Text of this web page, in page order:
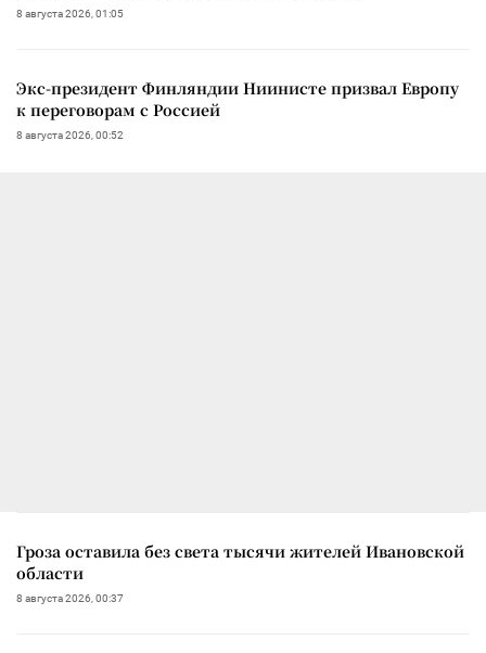
8 августа 2026, 01:05
Экс-президент Финляндии Ниинисте призвал Европу
к переговорам с Россией
8 августа 2026, 00:52
Гроза оставила без света тысячи жителей Ивановской
области
8 августа 2026, 00:37